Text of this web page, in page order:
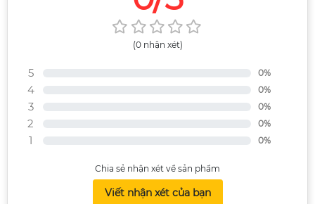
(0 nhận xét)
5 0%
4 0%
3 0%
2 0%
1 0%
Chia sẻ nhận xét về sản phẩm
Viết nhận xét của bạn